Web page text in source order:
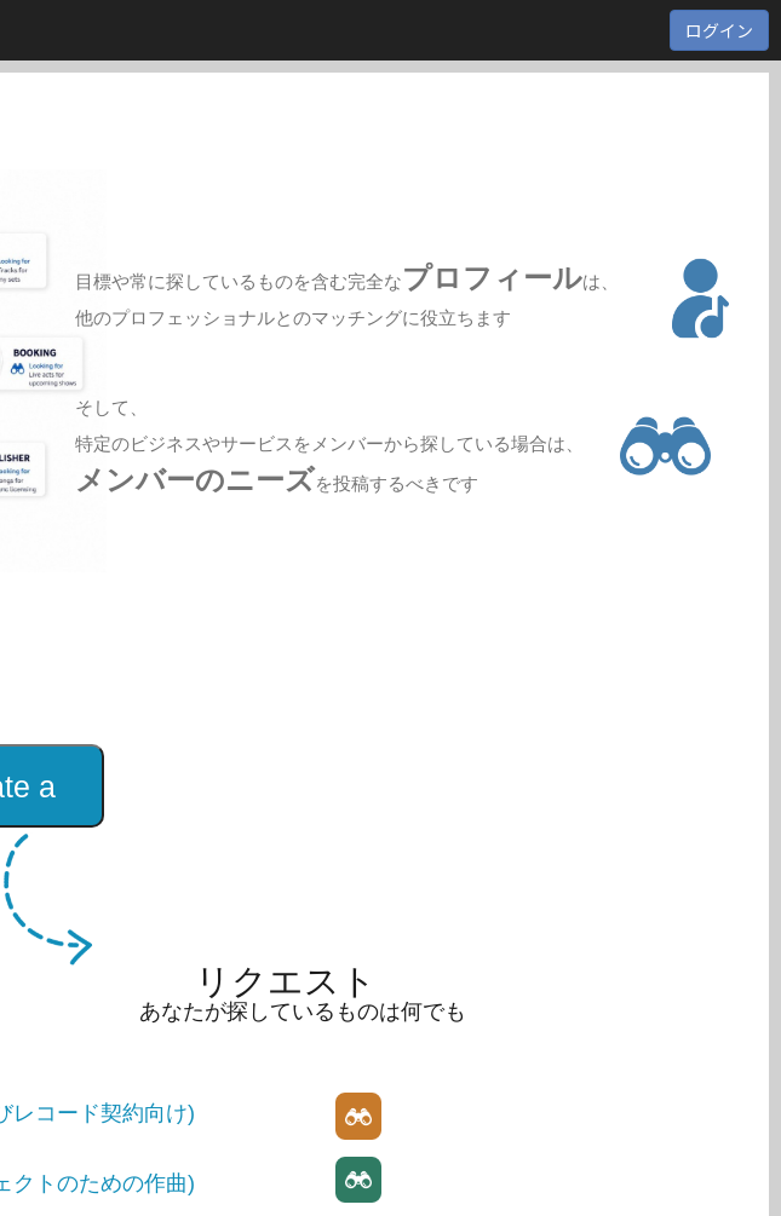
ログイン
目標や常に探しているものを含む完全なプロフィールは、
他のプロフェッショナルとのマッチングに役立ちます
そして、
特定のビジネスやサービスをメンバーから探している場合は、
メンバーのニーズを投稿するべきです
リクエスト
あなたが探しているものは何でも
レコード契約向け)
クトのための作曲)